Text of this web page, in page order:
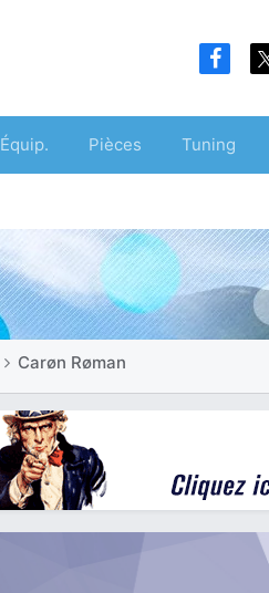
Équip. Pièces Tuning
Carøn Røman